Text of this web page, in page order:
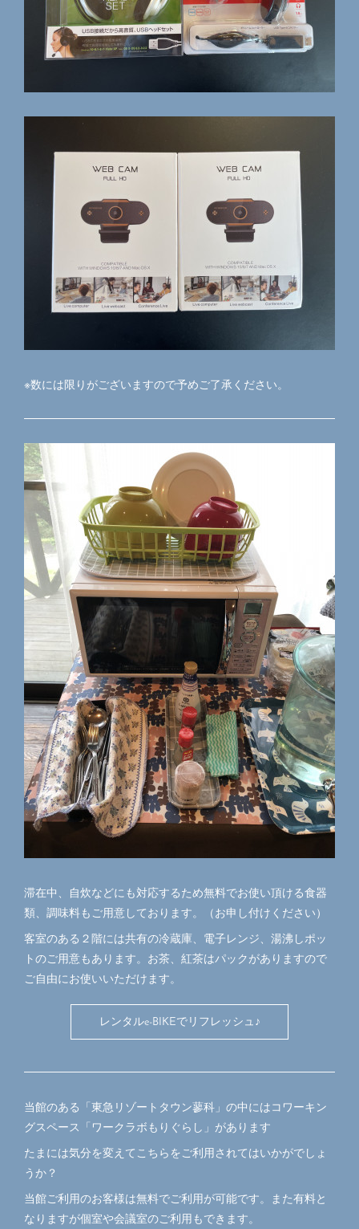
※数には限りがございますので予めご了承ください。
滞在中、自炊などにも対応するため無料でお使い頂ける食器
類、調味料もご用意しております。（お申し付けください）
客室のある２階には共有の冷蔵庫、電子レンジ、湯沸しポッ
トのご用意もあります。お茶、紅茶はパックがありますので
ご自由にお使いいただけます。
レンタルe-BIKEでリフレッシュ♪
当館のある「東急リゾートタウン蓼科」の中にはコワーキン
グスペース「ワークラボもりぐらし」があります
たまには気分を変えてこちらをご利用されてはいかがでしょ
うか？
当館ご利用のお客様は無料でご利用が可能です。また有料と
なりますが個室や会議室のご利用もできます。